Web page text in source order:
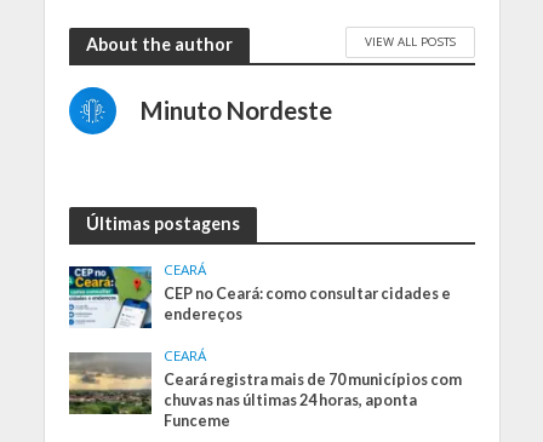
About the author VIEW ALL POSTS
Minuto Nordeste
Últimas postagens
CEARÁ
CEP no Ceará: como consultar cidades e
endereços
CEARÁ
Ceará registra mais de 70 municípios com
chuvas nas últimas 24 horas, aponta
Funceme